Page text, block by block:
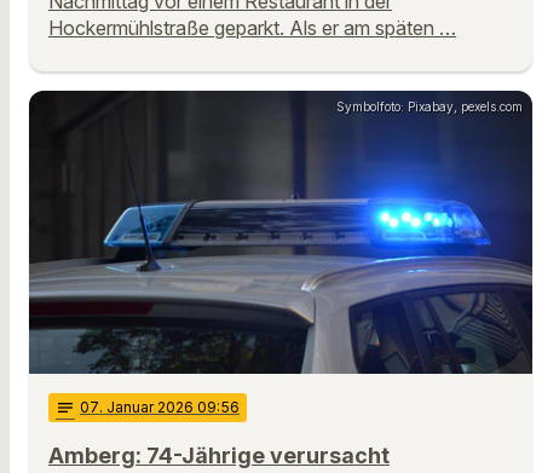
Hockermühlstraße geparkt. Als er am späten …
Symbolfoto: Pixabay, pexels.com
notes 07. Januar 2026 09:56
Amberg: 74-Jährige verursacht